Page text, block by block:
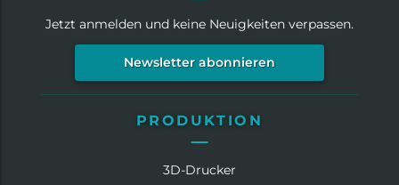
Jetzt anmelden und keine Neuigkeiten verpassen.
Newsletter abonnieren
PRODUKTION
3D-Drucker